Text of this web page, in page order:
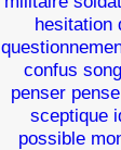
hesitation
confus
penser pense
sceptique
possible